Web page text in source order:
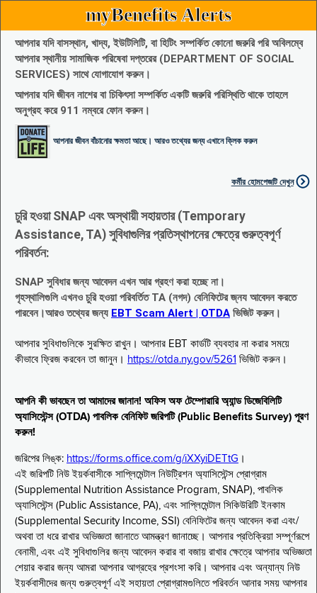
myBenefits Alerts
আপনার যদি বাসস্থান, খাদ্য, ইউটিলিটি, বা হিটিং সম্পর্কিত কোনো জরুরি পরি অবিলম্বে
আপনার স্থানীয় সামাজিক পরিষেবা দপ্তরের (DEPARTMENT OF SOCIAL
SERVICES) সাথে যোগাযোগ করুন।
আপনার যদি জীবন নাশের বা চিকিৎসা সম্পর্কিত একটি জরুরি পরিস্থিতি থাকে তাহলে
অনুগ্রহ করে 911 নম্বরে ফোন করুন।
আপনার জীবন বাঁচানোর ক্ষমতা আছে। আরও তথ্যের জন্য এখানে ক্লিক করুন
কর্মীর হোমপেজটি দেখুন
চুরি হওয়া SNAP এবং অস্থায়ী সহায়তার (Temporary
Assistance, TA) সুবিধাগুলির প্রতিস্থাপনের ক্ষেত্রে গুরুত্বপূর্ণ
পরিবর্তন:
SNAP সুবিধার জন্য আবেদন এখন আর গ্রহণ করা হচ্ছে না।
গৃহস্থালিগুলি এখনও চুরি হওয়া পরিবর্তিত TA (নগদ) বেনিফিটের জ্নয আবেদন করতে
পারবেন।আরও তথ্যের জন্য EBT Scam Alert | OTDA ভিজিট করুন।
আপনার সুবিধাগুলিকে সুরক্ষিত রাখুন। আপনার EBT কার্ডটি ব্যবহার না করার সময়ে
কীভাবে ফ্রিজ করবেন তা জানুন। https://otda.ny.gov/5261 ভিজিট করুন।
আপনি কী ভাবছেন তা আমাদের জানান! অফিস অফ টেম্পোরারি অ্যান্ড ডিজেবিলিটি
অ্যাসিস্টেন্স (OTDA) পাবলিক বেনিফিট জরিপটি (Public Benefits Survey) পূরণ
করুন!
জরিপের লিঙ্ক: https://forms.office.com/g/iXXyiDETtG ।
এই জরিপটি নিউ ইয়র্কবাসীকে সাপ্লিমেন্টাল নিউট্রিশন অ্যাসিস্টেন্স প্রোগ্রাম
(Supplemental Nutrition Assistance Program, SNAP), পাবলিক
অ্যাসিস্টেন্স (Public Assistance, PA), এবং সাপ্লিমেন্টাল সিকিউরিটি ইনকাম
(Supplemental Security Income, SSI) বেনিফিটের জন্য আবেদন করা এবং/
অথবা তা ধরে রাখার অভিজ্ঞতা জানাতে আমন্ত্রণ জানাচ্ছে। আপনার প্রতিক্রিয়া সম্পূর্ণরূপে
বেনামী, এবং এই সুবিধাগুলির জন্য আবেদন করার বা বজায় রাখার ক্ষেত্রে আপনার অভিজ্ঞতা
শেয়ার করার জন্য আমরা আপনার আগ্রহের প্রশংসা করি। আপনার এবং অন্যান্য নিউ
ইয়র্কবাসীদের জন্য গুরুত্বপূর্ণ এই সহায়তা প্রোগ্রামগুলিতে পরিবর্তন আনার সময় আপনার